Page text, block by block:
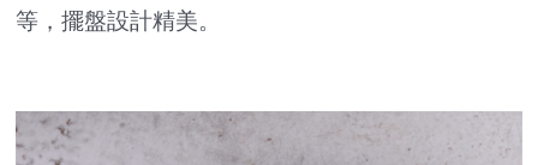
等，擺盤設計精美。